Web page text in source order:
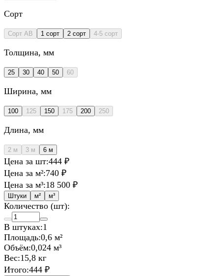
Сорт
Сорт AB 1 сорт 2 сорт 4-5 сорт
Толщина, мм
25 30 40 50 60
Ширина, мм
100 125 150 175 200 250
Длина, мм
2 м 3 м 6 м
Цена за шт:444 ₽
Цена за м²:740 ₽
Цена за м³:18 500 ₽
Штуки м² м³
Количество (шт):
В штуках:1
Площадь:0,6 м²
Объём:0,024 м³
Вес:15,8 кг
Итого:444 ₽